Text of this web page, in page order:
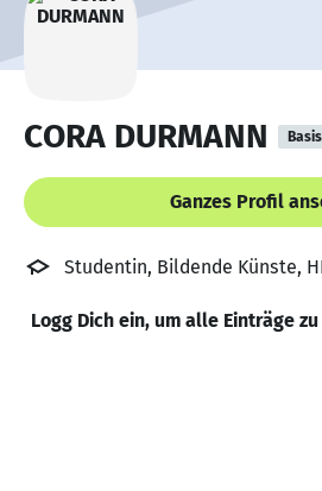
CORA DURMANN Basis
Ganzes Profil
Studentin, Bildende Künste,
Logg Dich ein, um alle Einträge